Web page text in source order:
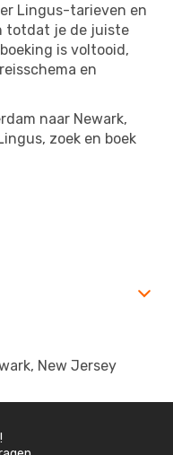
Lingus-tarieven en
totdat je de juiste
is voltooid,
en
naar Newark,
zoek en boek
New Jersey